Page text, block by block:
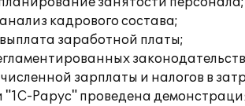
кадрового состава;
заработной платы;
зарплаты и налогов в
Рарус" проведена